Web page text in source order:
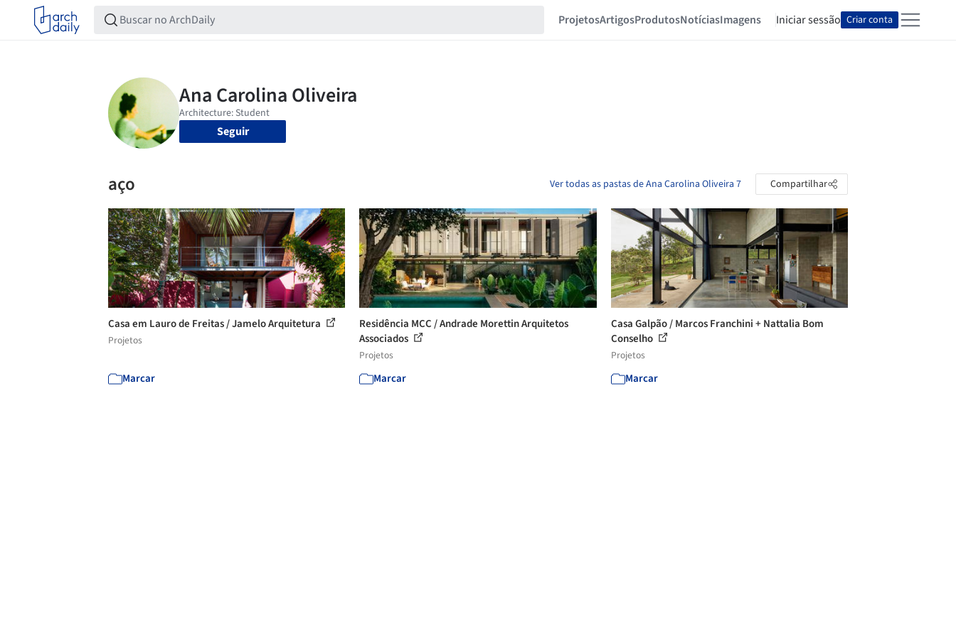
ProjetosArtigosProdutosNotíciasImagens Iniciar sessão Criar conta
Seguir
aço Ver todas as pastas de Ana Carolina Oliveira 7 Compartilhar
Casa em Lauro de Freitas / Jamelo Arquitetura
Projetos
Marcar
Residência MCC / Andrade Morettin Arquitetos
Associados
Projetos
Marcar
Casa Galpão / Marcos Franchini + Nattalia Bom
Conselho
Projetos
Marcar